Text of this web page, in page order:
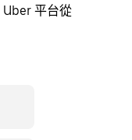
平台從